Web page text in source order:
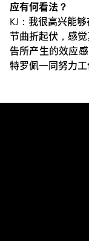
应有何看法？
KJ：我很高兴能
节曲折起伏，感
告所产生的效应
特罗佩一同努力工